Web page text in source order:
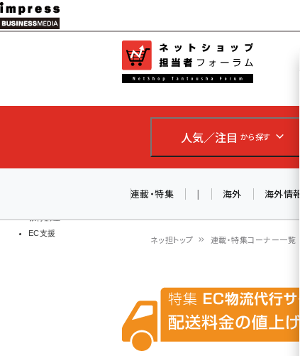
メ
イ
ン
ツ
移
教育講座
EC支援
人気／注目 から探す
連載・特集 | 海外 海外情報
ン
く
ネッ担トップ 連載・特集コーナー一覧